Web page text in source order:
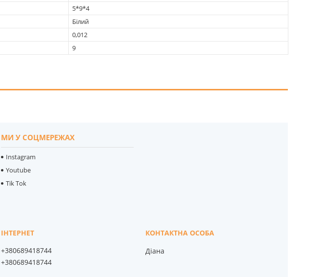
5*9*4
Білий
0,012
9
МИ У СОЦМЕРЕЖАХ
Instagram
Youtube
Tik Tok
+380689418744
+380689418744
Діана